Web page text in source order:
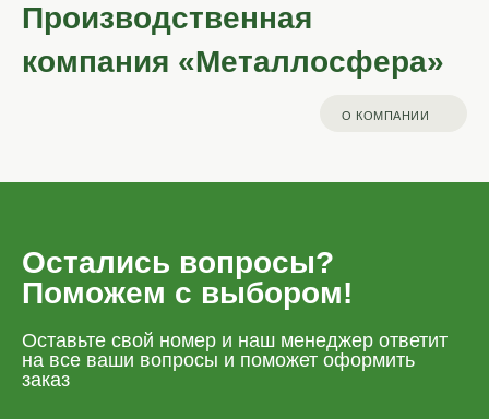
Производственная
компания «Металлосфера»
О КОМПАНИИ
Остались вопросы?
Поможем с выбором!
Оставьте свой номер и наш менеджер ответит
на все ваши вопросы и поможет оформить
заказ